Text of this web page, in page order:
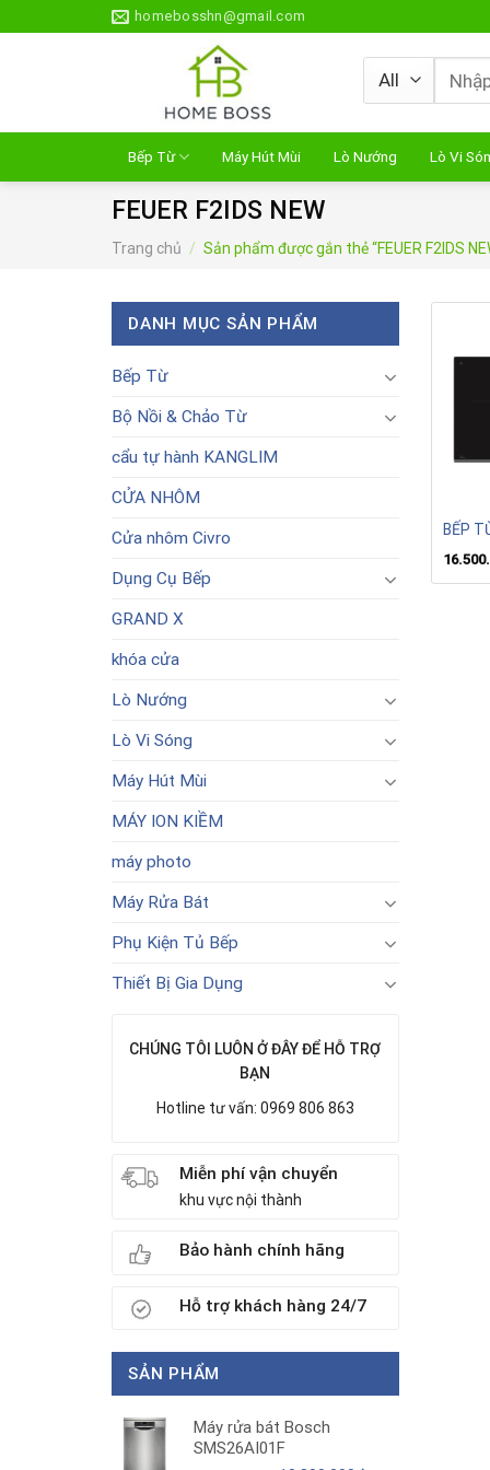
to
homebosshn@gmail.com
Tìm
kiếm:
Bếp Từ Máy Hút Mùi Lò Nướng Lò Vi
FEUER F2IDS NEW
Trang chủ / Sản phẩm được gắn thẻ “FEUER F2IDS
DANH MỤC SẢN PHẨM
Bếp Từ
Bộ Nồi & Chảo Từ
cẩu tự hành KANGLIM
CỬA NHÔM
Cửa nhôm Civro
Dụng Cụ Bếp
GRAND X
khóa cửa
Lò Nướng
Lò Vi Sóng
Máy Hút Mùi
MÁY ION KIỀM
máy photo
Máy Rửa Bát
Phụ Kiện Tủ Bếp
Thiết Bị Gia Dụng
CHÚNG TÔI LUÔN Ở ĐÂY ĐỂ HỖ TRỢ
BẠN
Hotline tư vấn: 0969 806 863
Miễn phí vận chuyển
khu vực nội thành
Bảo hành chính hãng
Hỗ trợ khách hàng 24/7
SẢN PHẨM
Máy rửa bát Bosch
SMS26AI01F
BẾP